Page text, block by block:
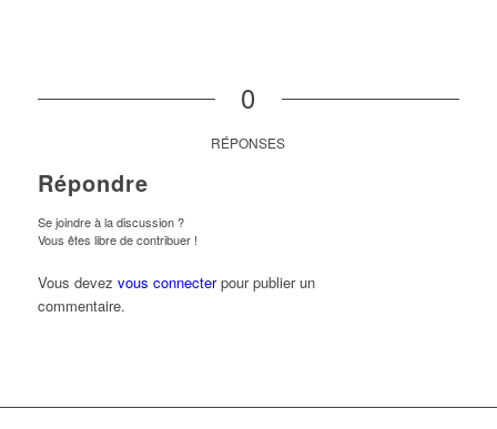
0
RÉPONSES
Répondre
Se joindre à la discussion ?
Vous êtes libre de contribuer !
Vous devez vous connecterpour publier un
commentaire.